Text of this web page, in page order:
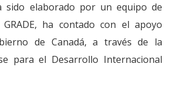
sido elaborado por un equipo de
ha contado con el apoyo
de Canadá, a través de la
para el Desarrollo Internacional